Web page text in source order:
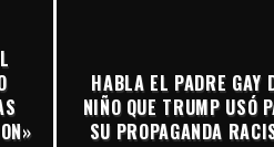
HABLA EL PADRE GAY
NIÑO QUE TRUMP USÓ
SU PROPAGANDA